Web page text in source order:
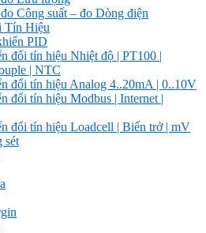
Công suất – đo Dòng điện
Tín Hiệu
PID
đổi tín hiệu Nhiệt độ | PT100 |
| NTC
đổi tín hiệu Analog 4..20mA | 0..10V
đổi tín hiệu Modbus | Internet |
đổi tín hiệu Loadcell | Biến trở | mV
sét